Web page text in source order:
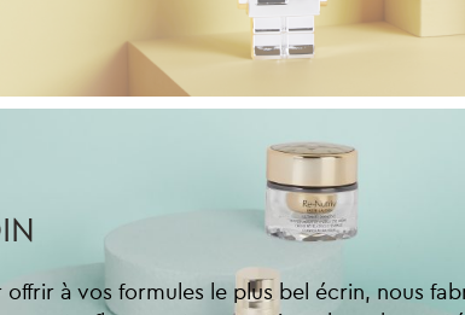
offrir à vos formules le plus bel écrin, nous